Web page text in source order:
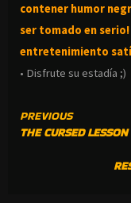
contener humor
ser tomado en
entretenimiento
• Disfrute su estadía ;)
CONTINUE
READING
PREVIOUS
THE CURSED LESSON